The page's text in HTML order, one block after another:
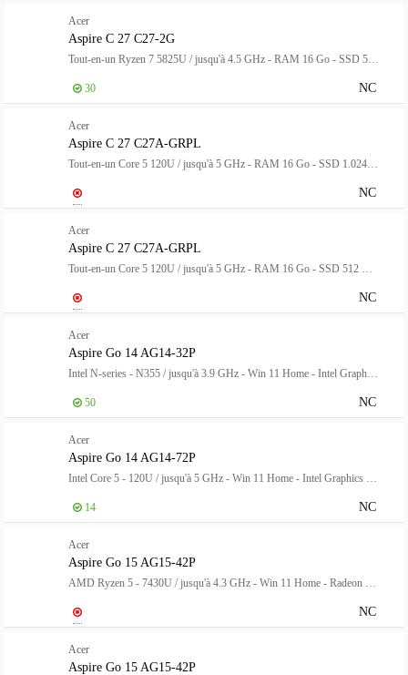
Acer
Aspire C 27 C27-2G
NC
30
Acer
Aspire C 27 C27A-GRPL
NC
Acer
Aspire C 27 C27A-GRPL
NC
Acer
Aspire Go 14 AG14-32P
NC
50
Acer
Aspire Go 14 AG14-72P
NC
14
Acer
Aspire Go 15 AG15-42P
NC
Acer
Aspire Go 15 AG15-42P